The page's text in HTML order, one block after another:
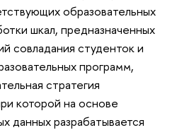
образовательных
шкал, предназначенных
совладания студенток и
программ,
стратегия
которой на основе
данных разрабатывается